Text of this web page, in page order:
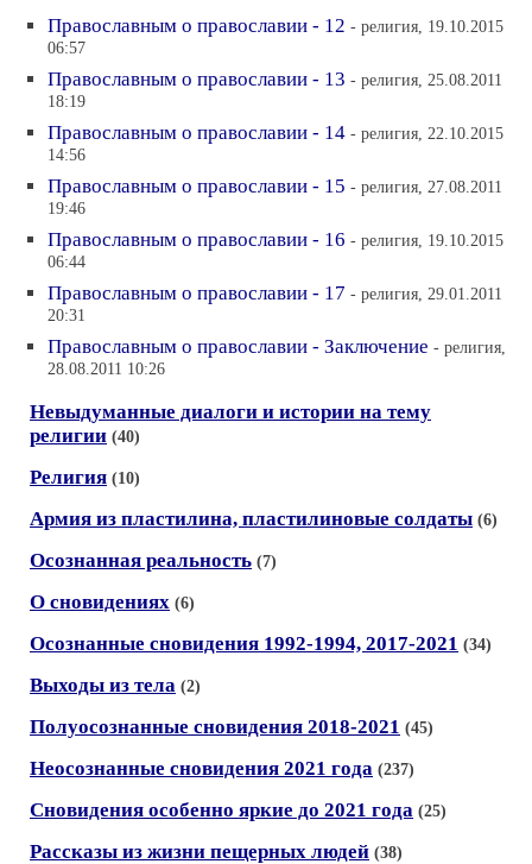
Православным о православии - 12 - религия, 19.10.2015
06:57
Православным о православии - 13 - религия, 25.08.2011
18:19
Православным о православии - 14 - религия, 22.10.2015
14:56
Православным о православии - 15 - религия, 27.08.2011
19:46
Православным о православии - 16 - религия, 19.10.2015
06:44
Православным о православии - 17 - религия, 29.01.2011
20:31
Православным о православии - Заключение - религия,
28.08.2011 10:26
Невыдуманные диалоги и истории на тему
религии (40)
Религия (10)
Армия из пластилина, пластилиновые солдаты (6)
Осознанная реальность (7)
О сновидениях (6)
Осознанные сновидения 1992-1994, 2017-2021 (34)
Выходы из тела (2)
Полуосознанные сновидения 2018-2021 (45)
Неосознанные сновидения 2021 года (237)
Сновидения особенно яркие до 2021 года (25)
Рассказы из жизни пещерных людей (38)